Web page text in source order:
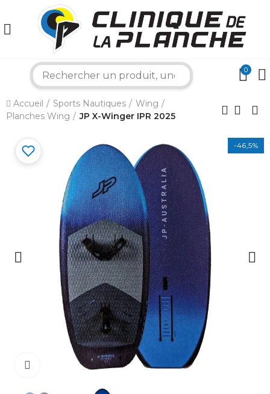
0
Accueil Sports Nautiques
Wing
Planches Wing
JP X-Winger IPR 2025
-46,5%
Cliquez pour agrandir
Bonjour ! Je suis votre expert nautique.
Comment puis-je vous aider aujourd'hui ?